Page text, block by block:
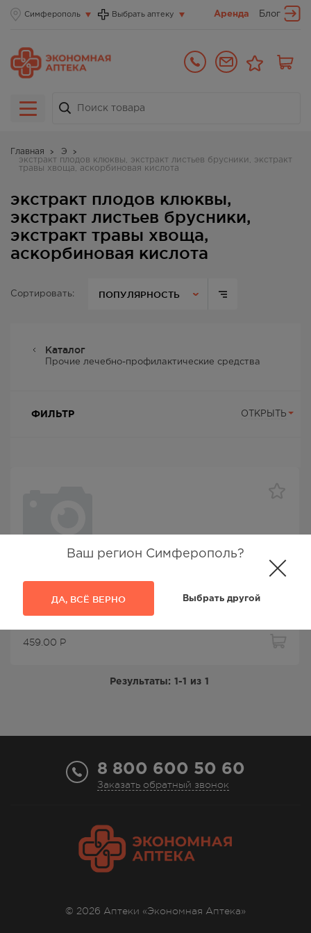
Симферополь
Ваш регион Симферополь?
ДА, ВСЁ ВЕРНО Выбрать другой
Выбрать аптеку Аренда Блог
Главная
Э
экстракт плодов клюквы, экстракт листьев брусники, экстракт
травы хвоща, аскорбиновая кислота
экстракт плодов клюквы,
экстракт листьев брусники,
экстракт травы хвоща,
аскорбиновая кислота
Сортировать: ПОПУЛЯРНОСТЬ
Каталог
Прочие лечебно-профилактические средства
ФИЛЬТР ОТКРЫТЬ
Консумед Комплекс экстрактов клюквы/толокн/
хвоща д/мочевывод путей саше №14
листьев брусники, экстракт травы хвоща, аскорбиновая кислота
459.00 Р
Результаты: 1-1 из 1
8 800 600 50 60
Заказать обратный звонок
© 2026 Аптеки «Экономная Аптека»